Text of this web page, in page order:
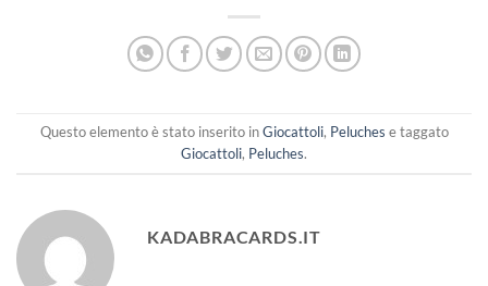
Questo elemento è stato inserito inGiocattoli, Peluches e taggato
Giocattoli, Peluches.
KADABRACARDS.IT